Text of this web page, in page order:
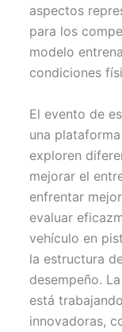
aspectos
para los
modelo
condiciones
El evento de
una
exploren
mejorar el
enfrentar
evaluar
vehículo en
la estructura
desempeño.
está
innovadoras,